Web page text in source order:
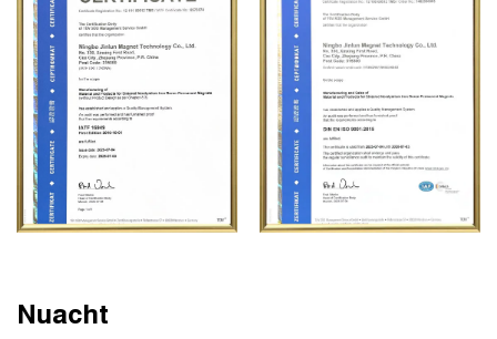
Nuacht